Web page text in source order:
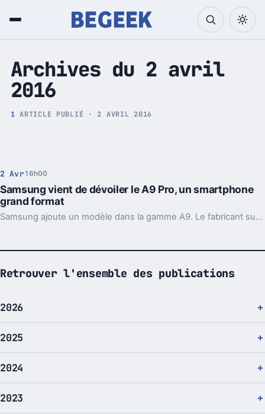
Tech et Pop culture
Archives du 2 avril
2016
1 ARTICLE PUBLIÉ · 2 AVRIL 2016
2 Avr16h00
Samsung vient de dévoiler le A9 Pro, un smartphone
grand format
Samsung ajoute un modèle dans la gamme A9. Le fabricant sud-coréen vient en effet de dévoiler le A9 Pro, un smartphone au format phablette.
Retrouver l'ensemble des publications
2026
2025
2024
2023